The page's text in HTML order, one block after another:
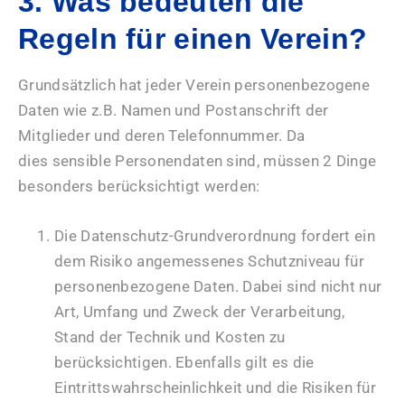
Regeln für einen Verein?
Grundsätzlich hat jeder Verein personenbezogene
Daten wie z.B. Namen und Postanschrift der
Mitglieder und deren Telefonnummer. Da
dies sensible Personendaten sind, müssen 2 Dinge
besonders berücksichtigt werden:
Die Datenschutz-Grundverordnung fordert ein
dem Risiko angemessenes Schutzniveau für
personenbezogene Daten. Dabei sind nicht nur
Art, Umfang und Zweck der Verarbeitung,
Stand der Technik und Kosten zu
berücksichtigen. Ebenfalls gilt es die
Eintrittswahrscheinlichkeit und die Risiken für